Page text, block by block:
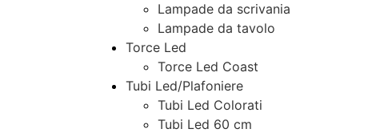
Lampade da scrivania
Lampade da tavolo
Torce Led
Torce Led Coast
Tubi Led/Plafoniere
Tubi Led Colorati
Tubi Led 60 cm